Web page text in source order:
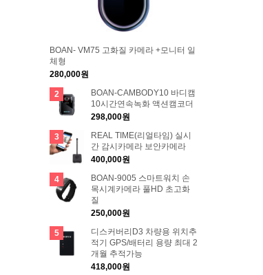
BOAN- VM75 고화질 카메라 +모니터 일
체형
280,000원
2
BOAN-CAMBODY10 바디캠
10시간연속녹화 액션캠코더
298,000원
3
REAL TIME(리얼타임) 실시
간 감시카메라 보안카메라
400,000원
4
BOAN-9005 스마트워치 손
목시계카메라 풀HD 초고화
질
250,000원
5
디스커버리D3 차량용 위치추
적기 GPS/배터리 용량 최대 2
개월 추적가능
418,000원